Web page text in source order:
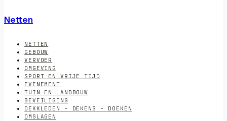
Netten
NETTEN
GEBOUW
VERVOER
OMGEVING
SPORT EN VRIJE TIJD
EVENEMENT
TUIN EN LANDBOUW
BEVEILIGING
DEKKLEDEN - DEKENS - DOEKEN
OMSLAGEN